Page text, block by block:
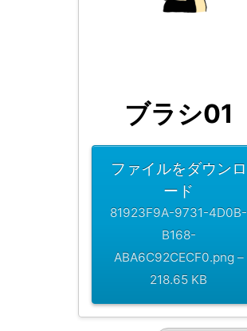
ブラシ01
ファイルをダウンロ
ード
81923F9A-9731-4D0B-
B168-
ABA6C92CECF0.png –
218.65 KB